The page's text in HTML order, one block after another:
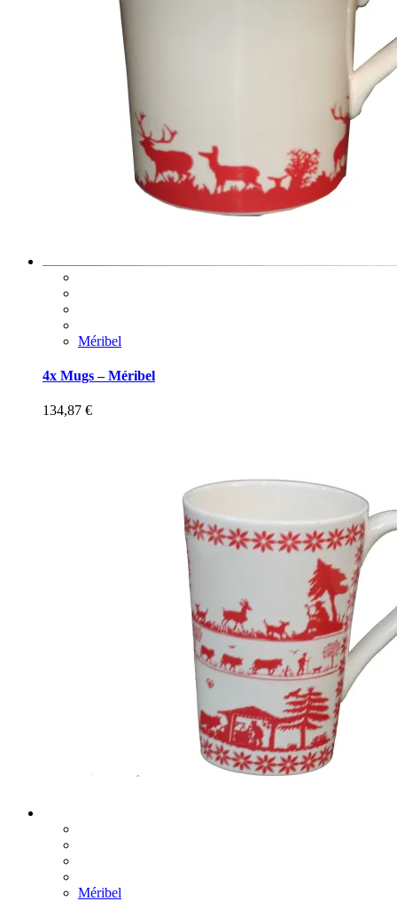
Méribel
4x Mugs – Méribel
134,87 €
Méribel